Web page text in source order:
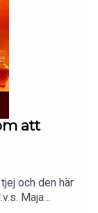
att
och den här
Maja